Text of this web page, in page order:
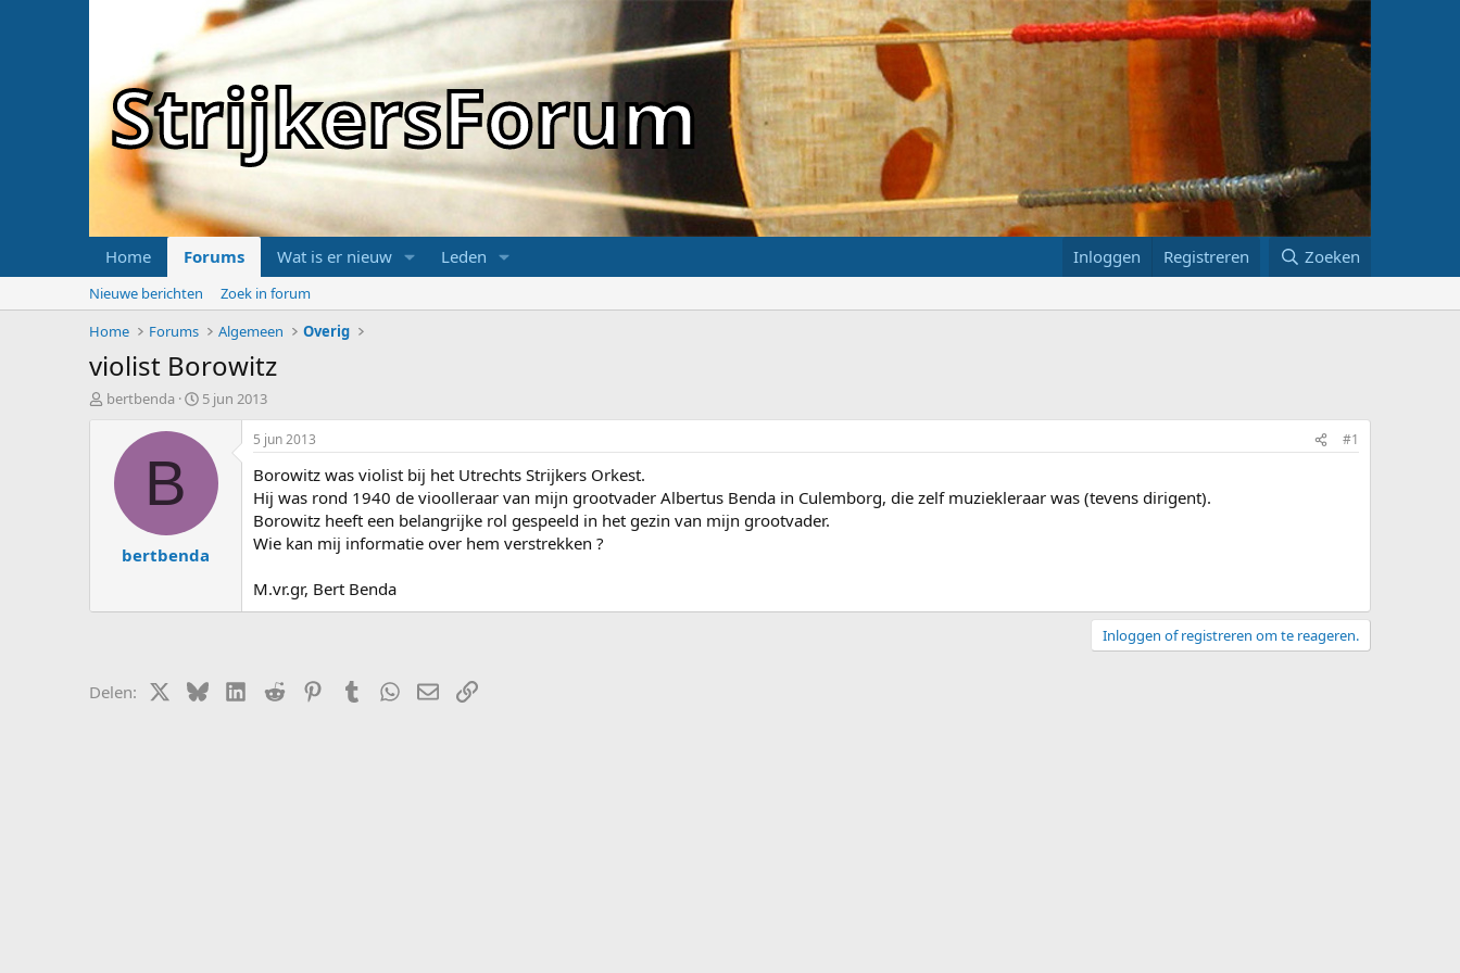
StrijkersForum
Home Forums Wat is er nieuw Leden Inloggen Registreren Zoeken
Nieuwe berichten
Zoek in forum
Home
Forums Algemeen Overig
violist Borowitz
T
r
bertbenda
S
r
a
u
5 jun 2013
B
bertbenda
5 jun 2013 #1
Borowitz was violist bij het Utrechts Strijkers Orkest.
Hij was rond 1940 de vioolleraar van mijn grootvader Albertus Benda in Culemborg, die zelf muziekleraar was (tevens dirigent).
Borowitz heeft een belangrijke rol gespeeld in het gezin van mijn grootvader.
Wie kan mij informatie over hem verstrekken ?
M.vr.gr, Bert Benda
Inloggen of registreren om te reageren.
Delen: X (Twitter)
BlueskyLinkedIn
Reddit PinterestTumblrWhatsApp
E-mailLink